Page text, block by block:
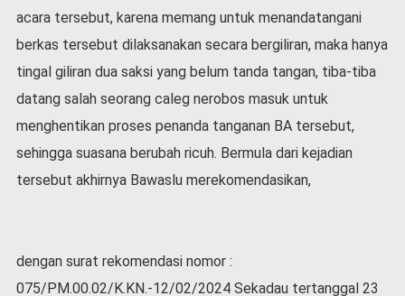
acara tersebut, karena memang untuk menandatangani
berkas tersebut dilaksanakan secara bergiliran, maka hanya
tingal giliran dua saksi yang belum tanda tangan, tiba-tiba
datang salah seorang caleg nerobos masuk untuk
menghentikan proses penanda tanganan BA tersebut,
sehingga suasana berubah ricuh. Bermula dari kejadian
tersebut akhirnya Bawaslu merekomendasikan,
dengan surat rekomendasi nomor :
075/PM.00.02/K.KN.-12/02/2024 Sekadau tertanggal 23